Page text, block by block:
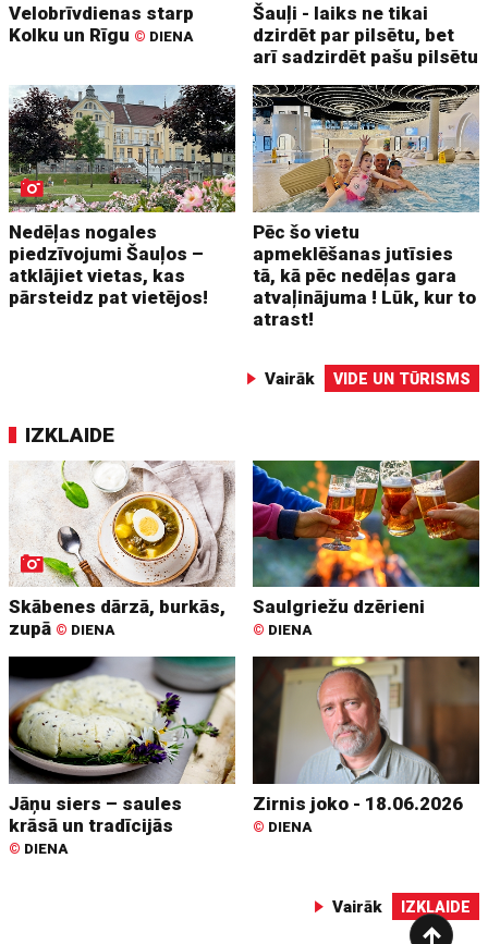
Velobrīvdienas starp
Kolku un Rīgu © DIENA
Šauļi - laiks ne tikai
dzirdēt par pilsētu, bet
arī sadzirdēt pašu pilsētu
Nedēļas nogales
piedzīvojumi Šauļos –
atklājiet vietas, kas
pārsteidz pat vietējos!
Pēc šo vietu
apmeklēšanas jutīsies
tā, kā pēc nedēļas gara
atvaļinājuma ! Lūk, kur to
atrast!
Vairāk VIDE UN TŪRISMS
IZKLAIDE
Skābenes dārzā, burkās,
zupā © DIENA
Saulgriežu dzērieni
© DIENA
Jāņu siers – saules
krāsā un tradīcijās
© DIENA
Zirnis joko - 18.06.2026
© DIENA
Vairāk IZKLAIDE